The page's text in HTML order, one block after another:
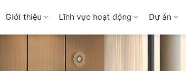
Giới thiệu Lĩnh vực hoạt động Dự án